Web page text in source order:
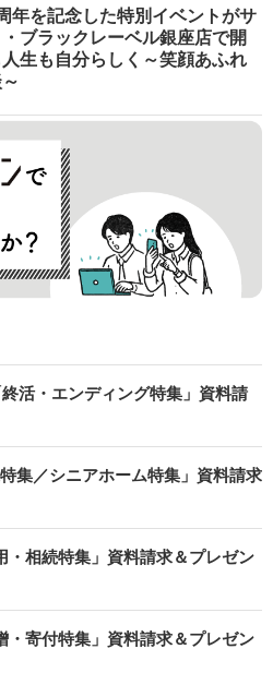
年を記念した特別イベントがサ
ブラックレーベル銀座店で開
生も自分らしく～笑顔あふれ
活・エンディング特集」資料請
集／シニアホーム特集」資料請求
・相続特集」資料請求＆プレゼン
寄付特集」資料請求＆プレゼン